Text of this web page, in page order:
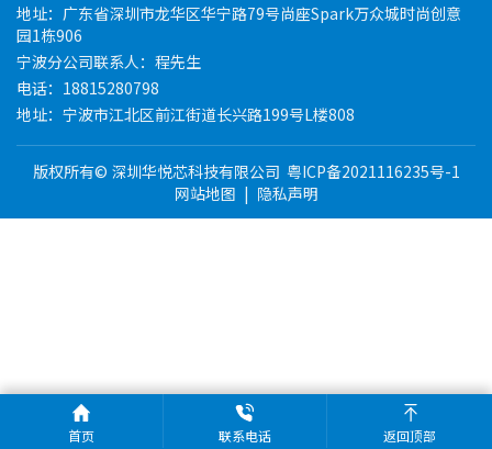
地址：广东省深圳市龙华区华宁路79号尚座Spark万众城时尚创意
园1栋906
宁波分公司联系人：程先生
电话：18815280798
地址：宁波市江北区前江街道长兴路199号L楼808
版权所有© 深圳华悦芯科技有限公司 粤ICP备2021116235号-1
网站地图 | 隐私声明
首页 联系电话 返回顶部